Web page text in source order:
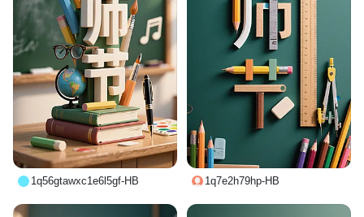
1q56gtawxc1e6l5gf-HB 1q7e2h79hp-HB